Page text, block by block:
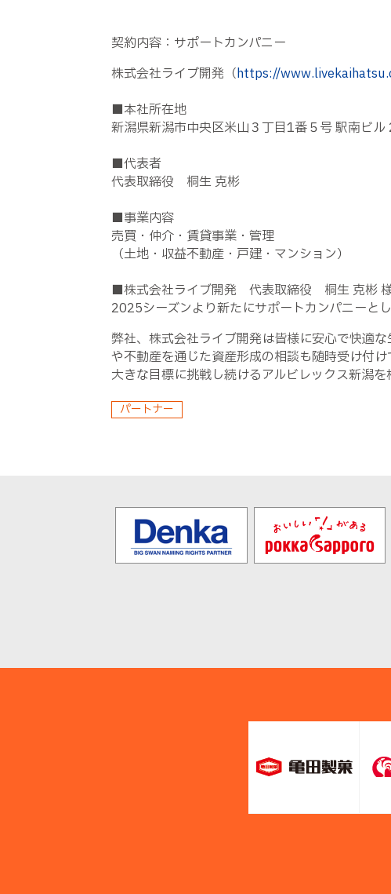
契約内容：サポートカンパニー
株式会社ライブ開発（https://
■本社所在地
新潟県新潟市中央区米山３丁目1番５号 駅南ビル
■代表者
代表取締役 桐生 克彬
■事業内容
売買・仲介・賃貸事業・管理
（土地・収益不動産・戸建・マンション）
■株式会社ライブ開発 代表取締役 桐生 克彬
2025シーズンより新たにサポートカンパニーと
弊社、株式会社ライブ開発は皆様に安心で快適
や不動産を通じた資産形成の相談も随時受け付け
大きな目標に挑戦し続けるアルビレックス新潟を
パートナー